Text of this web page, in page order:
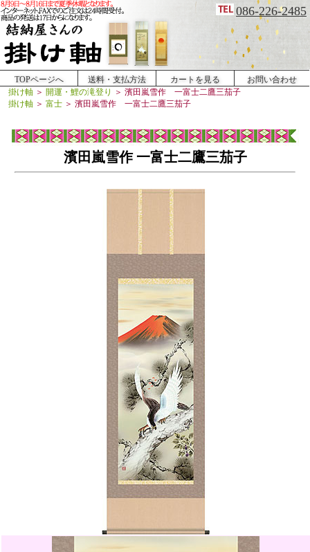
086-226-2485
TOPページへ 送料・支払方法 カートを見る
お問い合わせ
掛け軸 ＞ 開運・鯉の滝登り ＞ 濱田嵐雪作 一富士二鷹三茄子
掛け軸 ＞ 富士 ＞ 濱田嵐雪作 一富士二鷹三茄子
濱田嵐雪作 一富士二鷹三茄子